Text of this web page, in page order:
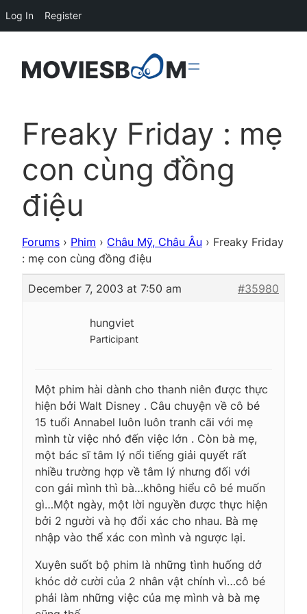
Freaky Friday : mẹ
con cùng đồng
điệu
Forums › Phim › Châu Mỹ, Châu Âu › Freaky Friday
: mẹ con cùng đồng điệu
December 7, 2003 at 7:50 am #35980
hungviet
Participant
Một phim hài dành cho thanh niên được thực
hiện bởi Walt Disney . Câu chuyện về cô bé
15 tuổi Annabel luôn luôn tranh cãi với mẹ
mình từ việc nhỏ đến việc lớn . Còn bà mẹ,
một bác sĩ tâm lý nổi tiếng giải quyết rất
nhiều trường hợp về tâm lý nhưng đối với
con gái mình thì bà…không hiểu cô bé muốn
gì…Một ngày, một lời nguyền được thực hiện
bởi 2 người và họ đổi xác cho nhau. Bà mẹ
nhập vào thể xác con mình và ngược lại.
Xuyên suốt bộ phim là những tình huống dở
khóc dở cười của 2 nhân vật chính vì…cô bé
phải làm những việc của mẹ mình và bà mẹ
Log In Register